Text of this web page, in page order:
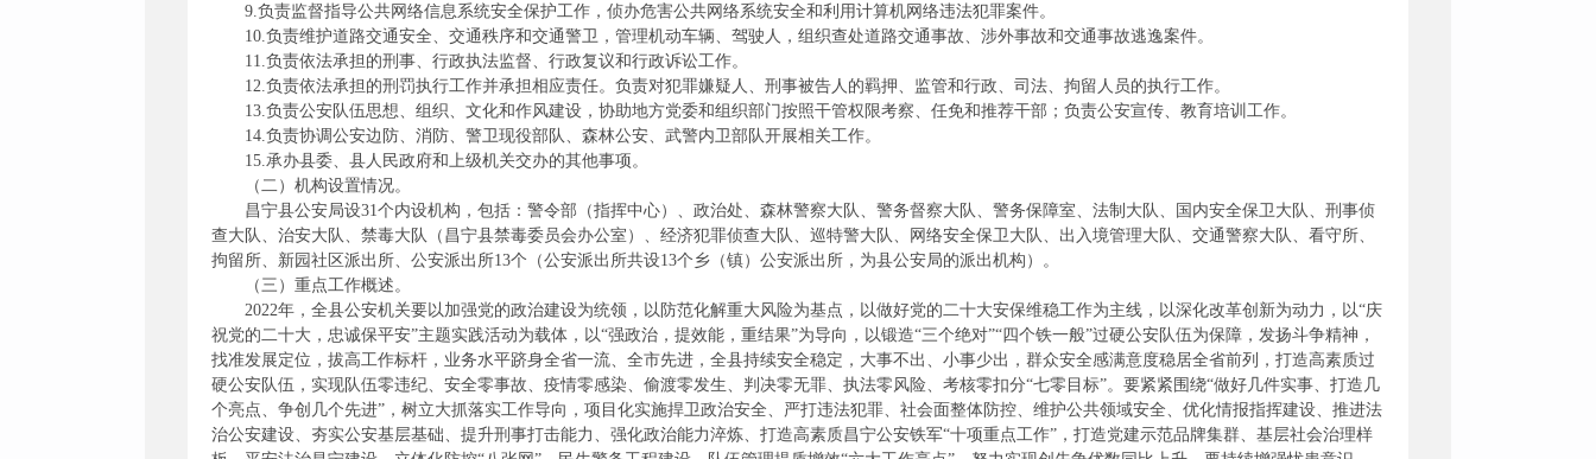
9.负责监督指导公共网络信息系统安全保护工作，侦办危害公共网络系统安全和利用计算机网络违法犯罪案件。
10.负责维护道路交通安全、交通秩序和交通警卫，管理机动车辆、驾驶人，组织查处道路交通事故、涉外事故和交通事故逃逸案件。
11.负责依法承担的刑事、行政执法监督、行政复议和行政诉讼工作。
12.负责依法承担的刑罚执行工作并承担相应责任。负责对犯罪嫌疑人、刑事被告人的羁押、监管和行政、司法、拘留人员的执行工作。
13.负责公安队伍思想、组织、文化和作风建设，协助地方党委和组织部门按照干管权限考察、任免和推荐干部；负责公安宣传、教育培训工作。
14.负责协调公安边防、消防、警卫现役部队、森林公安、武警内卫部队开展相关工作。
15.承办县委、县人民政府和上级机关交办的其他事项。
（二）机构设置情况。
昌宁县公安局设31个内设机构，包括：警令部（指挥中心）、政治处、森林警察大队、警务督察大队、警务保障室、法制大队、国内安全保卫大队、刑事侦
查大队、治安大队、禁毒大队（昌宁县禁毒委员会办公室）、经济犯罪侦查大队、巡特警大队、网络安全保卫大队、出入境管理大队、交通警察大队、看守所、
拘留所、新园社区派出所、公安派出所13个（公安派出所共设13个乡（镇）公安派出所，为县公安局的派出机构）。
（三）重点工作概述。
2022年，全县公安机关要以加强党的政治建设为统领，以防范化解重大风险为基点，以做好党的二十大安保维稳工作为主线，以深化改革创新为动力，以“庆
祝党的二十大，忠诚保平安”主题实践活动为载体，以“强政治，提效能，重结果”为导向，以锻造“三个绝对”“四个铁一般”过硬公安队伍为保障，发扬斗争精神，
找准发展定位，拔高工作标杆，业务水平跻身全省一流、全市先进，全县持续安全稳定，大事不出、小事少出，群众安全感满意度稳居全省前列，打造高素质过
硬公安队伍，实现队伍零违纪、安全零事故、疫情零感染、偷渡零发生、判决零无罪、执法零风险、考核零扣分“七零目标”。要紧紧围绕“做好几件实事、打造几
个亮点、争创几个先进”，树立大抓落实工作导向，项目化实施捍卫政治安全、严打违法犯罪、社会面整体防控、维护公共领域安全、优化情报指挥建设、推进法
治公安建设、夯实公安基层基础、提升刑事打击能力、强化政治能力淬炼、打造高素质昌宁公安铁军“十项重点工作”，打造党建示范品牌集群、基层社会治理样